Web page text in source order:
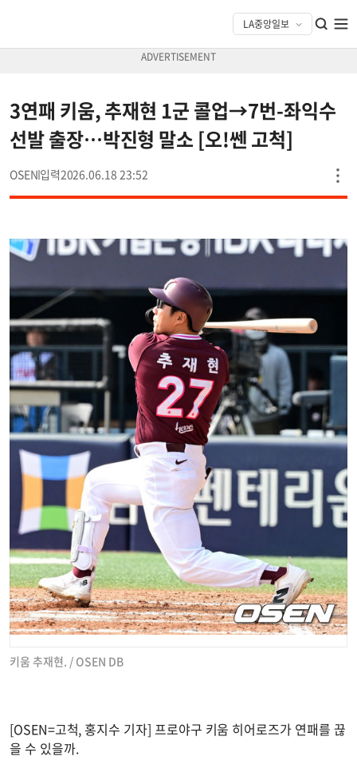
3연패 키움, 추재현 1군 콜업→7번-좌익수
선발 출장…박진형 말소 [오!쎈 고척]
OSEN 2026.06.18 23:52
키움 추재현. / OSEN DB
[OSEN=고척, 홍지수 기자] 프로야구 키움 히어로즈가 연패를 끊
을 수 있을까.